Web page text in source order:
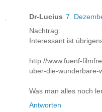
Dr-Lucius 7.
Nachtrag:
Interessant ist
http://www.fuenf-
uber-die-wunderbare-
Was man alles noch
Antworten